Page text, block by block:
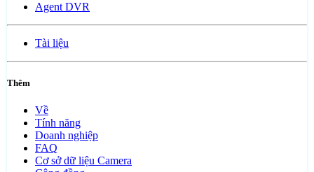
Agent DVR
Tài liệu
Thêm
Về
Tính năng
Doanh nghiệp
FAQ
Cơ sở dữ liệu Camera